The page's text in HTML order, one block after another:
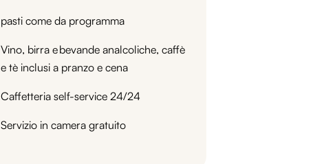
pasti come da programma
Vino, birra e bevande analcoliche, caffè
e tè inclusi a pranzo e cena
Caffetteria self-service 24/24
Servizio in camera gratuito